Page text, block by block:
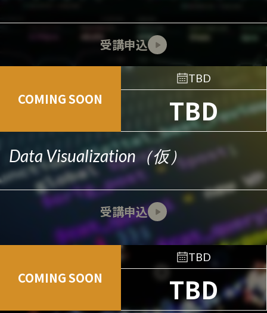
受講申込
COMING SOON
TBD
TBD
Data Visualization（仮）
受講申込
COMING SOON
TBD
TBD